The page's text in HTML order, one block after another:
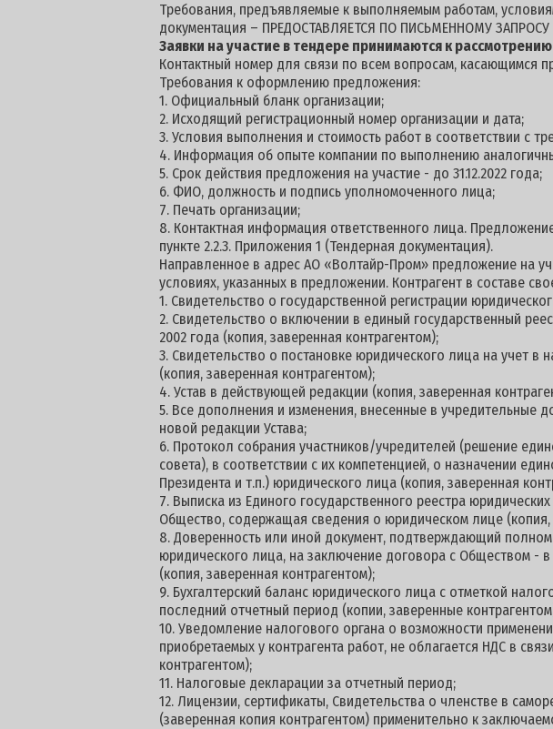
Требования, предъявляемые к выполняемым работам,
документация – ПРЕДОСТАВЛЯЕТСЯ ПО ПИСЬМЕННОМУ ЗАПРОСУ
Заявки на участие в тендере принимаются к
Контактный номер для связи по всем вопросам, касающимся
Требования к оформлению предложения:
1. Официальный бланк организации;
2. Исходящий регистрационный номер организации и дата;
3. Условия выполнения и стоимость работ в соответствии с
4. Информация об опыте компании по выполнению
5. Срок действия предложения на участие - до 31.12.2022 года;
6. ФИО, должность и подпись уполномоченного лица;
7. Печать организации;
8. Контактная информация ответственного лица.
пункте 2.2.3. Приложения 1 (Тендерная документация).
Направленное в адрес АО «Волтайр-Пром» предложение на
условиях, указанных в предложении. Контрагент в составе
1. Свидетельство о государственной регистрации
2. Свидетельство о включении в единый государственный
2002 года (копия, заверенная контрагентом);
3. Свидетельство о постановке юридического лица на учет
(копия, заверенная контрагентом);
4. Устав в действующей редакции (копия, заверенная
5. Все дополнения и изменения, внесенные в учредительные
новой редакции Устава;
6. Протокол собрания участников/учредителей (решение
совета), в соответствии с их компетенцией, о назначении
Президента и т.п.) юридического лица (копия, заверенная
7. Выписка из Единого государственного реестра
Общество, содержащая сведения о юридическом лице
8. Доверенность или иной документ, подтверждающий
юридического лица, на заключение договора с Обществом -
(копия, заверенная контрагентом);
9. Бухгалтерский баланс юридического лица с отметкой
последний отчетный период (копии, заверенные
10. Уведомление налогового органа о возможности
приобретаемых у контрагента работ, не облагается НДС в
контрагентом);
11. Налоговые декларации за отчетный период;
12. Лицензии, сертификаты, Свидетельства о членстве в
(заверенная копия контрагентом) применительно к